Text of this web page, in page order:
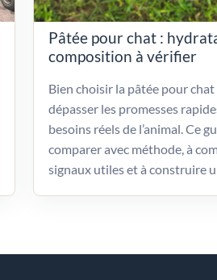
Pâtée pour chat :
composition à vérifier
Bien choisir la pâtée pour
dépasser les promesses
besoins réels de l’animal. Ce
comparer avec méthode, à
signaux utiles et à construire